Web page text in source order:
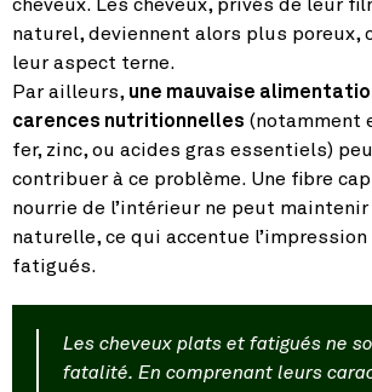
cheveux. Les cheveux, privés de leur
naturel, deviennent alors plus poreux,
leur aspect terne.
Par ailleurs, une mauvaise
carences nutritionnelles (notamment
fer, zinc, ou acides gras essentiels)
contribuer à ce problème. Une fibre
nourrie de l’intérieur ne peut
naturelle, ce qui accentue l’impression
fatigués.
Les cheveux plats et fatigués ne
fatalité. En comprenant leurs